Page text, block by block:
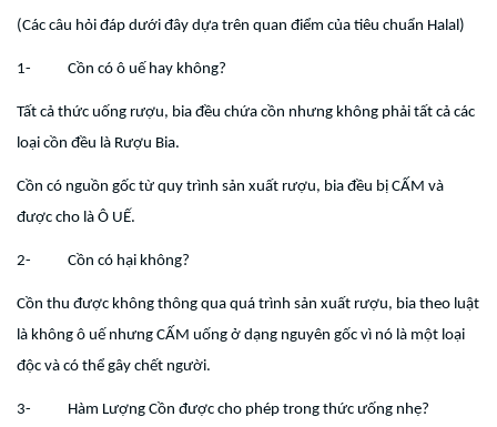
(Các câu hỏi đáp dưới đây dựa trên quan điểm của tiêu chuẩn Halal)
1- Cồn có ô uế hay không?
Tất cả thức uống rượu, bia đều chứa cồn nhưng không phải tất cả các
loại cồn đều là Rượu Bia.
Cồn có nguồn gốc từ quy trình sản xuất rượu, bia đều bị CẤM và
được cho là Ô UẾ.
2- Cồn có hại không?
Cồn thu được không thông qua quá trình sản xuất rượu, bia theo luật
là không ô uế nhưng CẤM uống ở dạng nguyên gốc vì nó là một loại
độc và có thể gây chết người.
3- Hàm Lượng Cồn được cho phép trong thức ưống nhẹ?